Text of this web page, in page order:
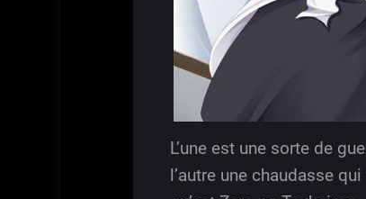
L’une est une sorte de
l’autre une chaudasse